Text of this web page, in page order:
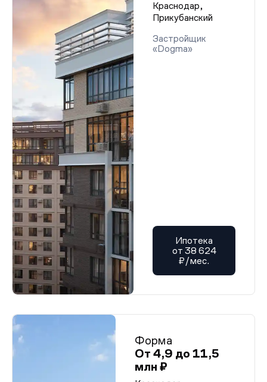
Краснодар,
Прикубанский
Застройщик
«Dogma»
Ипотека
от 38 624
₽/мес.
Форма
От 4,9 до 11,5
млн ₽